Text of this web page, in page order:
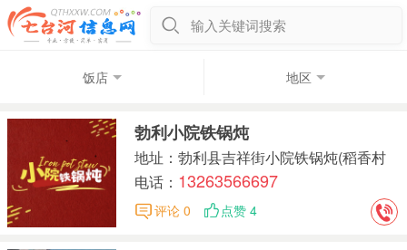
输入关键词搜索
饭店 地区
勃利小院铁锅炖
地址：勃利县吉祥街小院铁锅炖(稻香村
西侧)
电话： 13263566697
评论 0 点赞 4